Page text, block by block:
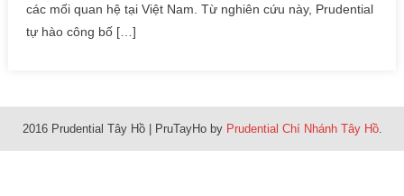
các mối quan hệ tại Việt Nam. Từ nghiên cứu này, Prudential
tự hào công bố […]
2016 Prudential Tây Hồ | PruTayHo by Prudential Chí Nhánh Tây Hồ.